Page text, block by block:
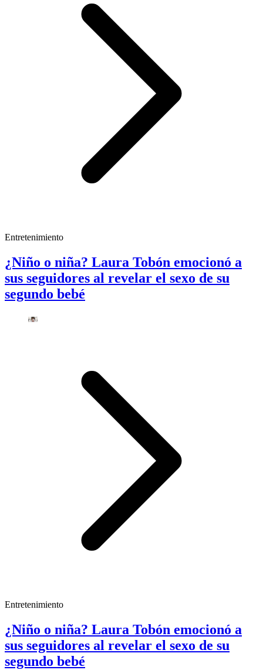
Entretenimiento
¿Niño o niña? Laura Tobón emocionó a
sus seguidores al revelar el sexo de su
segundo bebé
Entretenimiento
¿Niño o niña? Laura Tobón emocionó a
sus seguidores al revelar el sexo de su
segundo bebé